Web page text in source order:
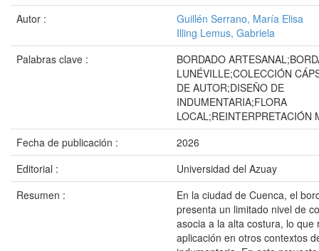
Autor :
Guillén Serrano, María Elisa
Illing Lemus, Gabriela
Palabras clave :
BORDADO
LUNÉVILLE;COLECCIÓN
DE AUTOR;DISEÑO DE
INDUMENTARIA;FLORA
LOCAL;REINTERPRETACIÓN
Fecha de publicación :
2026
Editorial :
Universidad del Azuay
Resumen :
En la ciudad de Cuenca, el
presenta un limitado nivel de
asocia a la alta costura, lo que
aplicación en otros contextos